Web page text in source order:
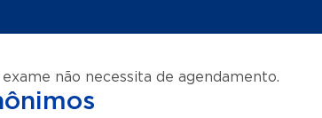
exame não necessita de agendamento.